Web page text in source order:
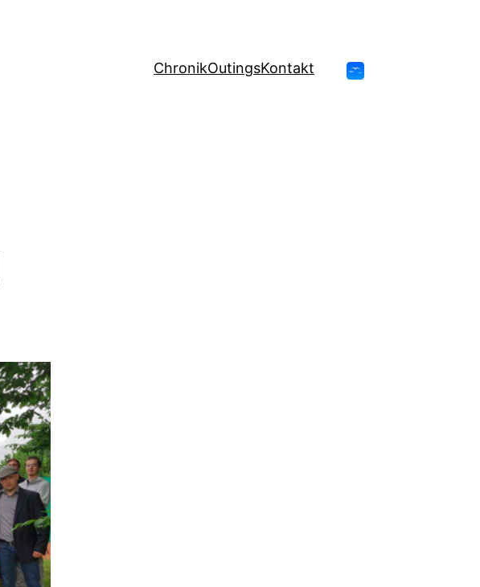
ChronikOutingsKontakt